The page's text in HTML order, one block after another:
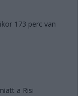
173 perc van
a Risi